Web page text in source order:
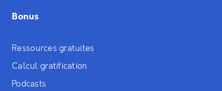
Bonus
Ressources gratuites
Calcul gratification
Podcasts